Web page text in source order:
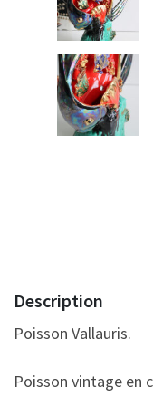
Description
Poisson Vallauris.
Poisson vintage en